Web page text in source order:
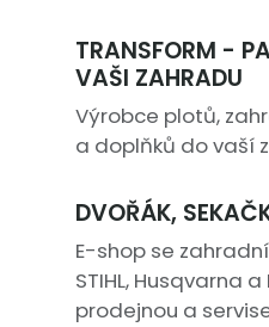
TRANSFORM -
VAŠI ZAHRADU
Výrobce plotů,
a doplňků do vaší
DVOŘÁK,
E-shop se
STIHL, Husqvarna
prodejnou a